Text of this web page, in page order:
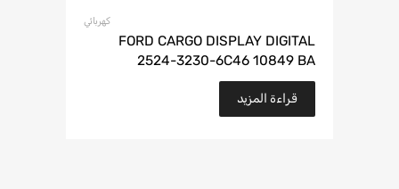
كهربائي
FORD CARGO DISPLAY DIGITAL
2524-3230-6C46 10849 BA
قراءة المزيد